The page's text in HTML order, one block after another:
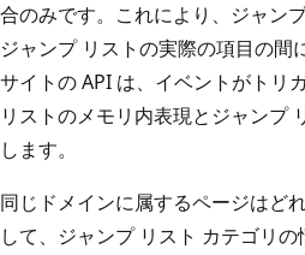
合のみです。これにより、ジャン
ジャンプ リストの実際の項目の間
サイトの API は、イベントがトリ
リストのメモリ内表現とジャンプ
します。
同じドメインに属するページはど
して、ジャンプ リスト カテゴリ